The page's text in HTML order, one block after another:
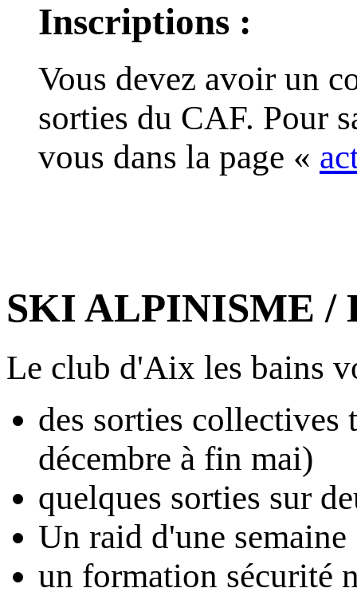
Inscriptions :
Vous devez avoir un
sorties du CAF. Pour
vous dans la page «
SKI ALPINISME /
Le club d'Aix les bains
des sorties collectives
décembre à fin mai)
quelques sorties sur
Un raid d'une semaine
un formation sécurité